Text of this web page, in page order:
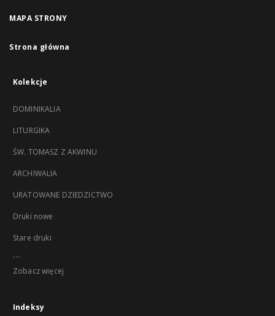
MAPA STRONY
Strona główna
Kolekcje
DOMINIKALIA
LITURGIKA
ŚW. TOMASZ Z AKWINU
ARCHIWALIA
URATOWANE DZIEDZICTWO
Druki nowe
Stare druki
...
Zobacz więcej
Indeksy